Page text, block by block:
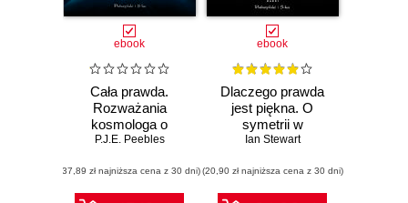
ebook
Cała prawda.
Rozważania
kosmologa o
poszukiwaniach
rzeczywistości
P.J.E. Peebles
(37,89 zł najniższa cena z 30 dni)
ebook
Dlaczego prawda
jest piękna. O
symetrii w
matematyce i
Ian Stewart
(20,90 zł najniższa cena z 30 dni)